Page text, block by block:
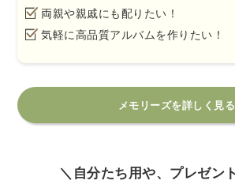
両親や親戚にも配りたい！
気軽に高品質アルバムを作りたい！
メモリーズを詳しく見る
＼自分たち用や、プレゼン